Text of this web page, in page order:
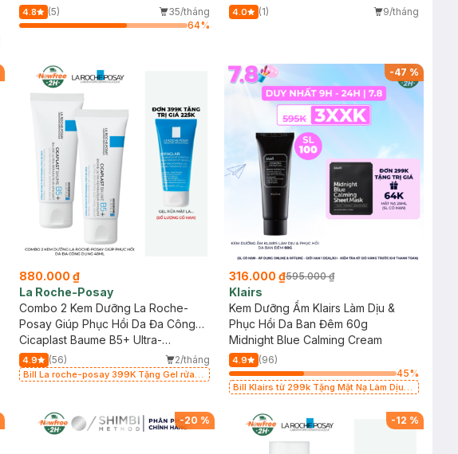
4.8 (5)
35/tháng
64%
4.0 (1) 9/tháng
880.000 ₫
La Roche-Posay
Combo 2 Kem Dưỡng La Roche-
Posay Giúp Phục Hồi Da Đa Công
Dụng 40ml
Cicaplast Baume B5+ Ultra-
Repairing Soothing Balm
4.9 (56) 2/tháng
Bill La roche-posay 399K Tặng Gel rửa
-47 %
316.000 ₫595.000 ₫
Klairs
Kem Dưỡng Ẩm Klairs Làm Dịu &
Phục Hồi Da Ban Đêm 60g
Midnight Blue Calming Cream
4.9
(96)
45%
Bill Klairs từ 299k Tặng Mặt Nạ Làm Dịu
-20 % -12 %